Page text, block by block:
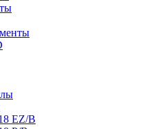
EZ/B